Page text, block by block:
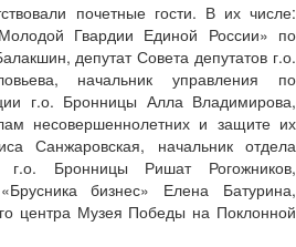
почетные гости. В их числе:
Гвардии Единой России» по
депутат Совета депутатов г.о.
начальник управления по
г.о. Бронницы Алла Владимирова,
несовершеннолетних и защите их
Санжаровская, начальник отдела
г.о. Бронницы Ришат Рогожников,
бизнес» Елена Батурина,
центра Музея Победы на Поклонной